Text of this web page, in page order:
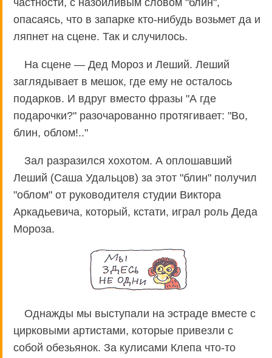
частности, с назойливым словом "блин",
опасаясь, что в запарке кто-нибудь возьмет да и
ляпнет на сцене. Так и случилось.
На сцене — Дед Мороз и Леший. Леший
заглядывает в мешок, где ему не осталось
подарков. И вдруг вместо фразы "А где
подарочки?" разочарованно протягивает: "Во,
блин, облом!.."
Зал разразился хохотом. А оплошавший
Леший (Саша Удальцов) за этот "блин" получил
"облом" от руководителя студии Виктора
Аркадьевича, который, кстати, играл роль Деда
Мороза.
Однажды мы выступали на эстраде вместе с
цирковыми артистами, которые привезли с
собой обезьянок. За кулисами Клепа что-то